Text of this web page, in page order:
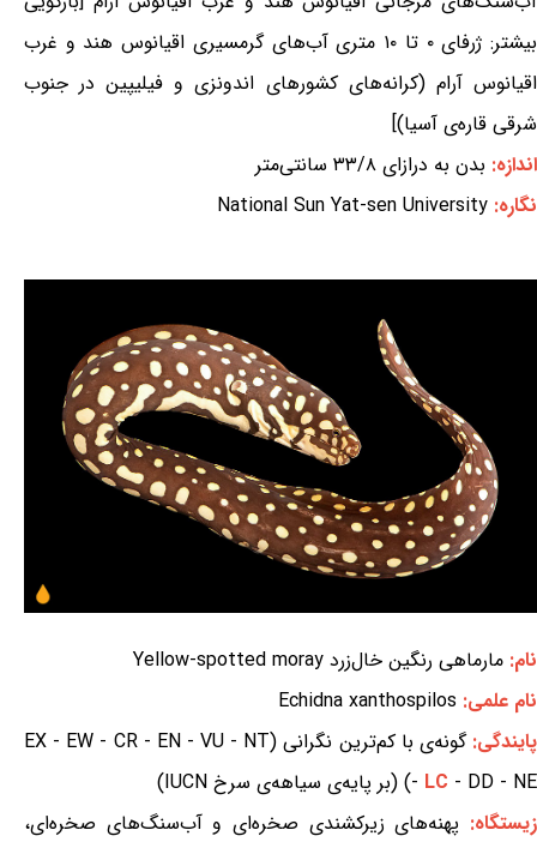
بیشتر: ژرفای ۰ تا ۱۰ متری آب‌های گرمسیری اقیانوس هند و غرب
اقیانوس آرام (کرانه‌های کشورهای اندونزی و فیلیپین در جنوب
شرقی قاره‌ی آسیا)]
اندازه: بدن به درازای ۳۳/۸ سانتی‌متر
نگاره: National Sun Yat-sen University
نام: مارماهی رنگین خال‌زرد Yellow-spotted moray
نام علمی: Echidna xanthospilos
پایندگی:
گونه‌ی با کم‌ترین نگرانی (EX - EW - CR - EN - VU - NT
- LC - DD - NE) (بر پایه‌ی سیاهه‌ی سرخ IUCN)
زیستگاه: پهنه‌های زیرکشندی صخره‌ای و آب‌سنگ‌های صخره‌ای،